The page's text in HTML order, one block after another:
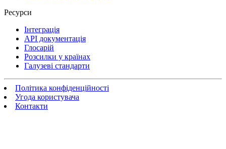
Ресурси
Інтеграція
API документація
Глосарій
Розсилки у країнах
Галузеві стандарти
Політика конфіденційності
Угода користувача
Контакти